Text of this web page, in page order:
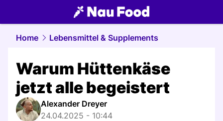
food.NAU.ch
Home Lebensmittel & Supplements
Warum Hüttenkäse
jetzt alle begeistert
Alexander Dreyer
24.04.2025 - 10:44